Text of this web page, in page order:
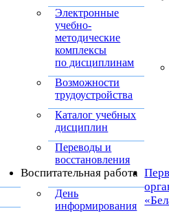
Электронные
учебно-
методические
комплексы
по дисциплинам
Возможности
трудоустройства
Каталог учебных
дисциплин
Переводы и
восстановления
Воспитательная работа
День
информирования